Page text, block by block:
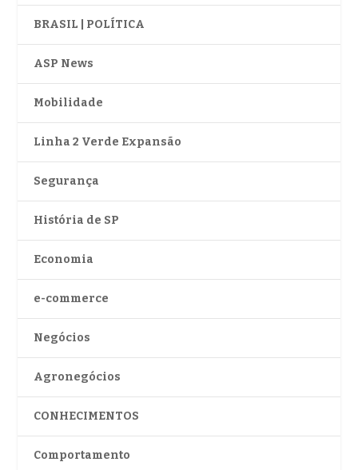
BRASIL | POLÍTICA
ASP News
Mobilidade
Linha 2 Verde Expansão
Segurança
História de SP
Economia
e-commerce
Negócios
Agronegócios
CONHECIMENTOS
Comportamento